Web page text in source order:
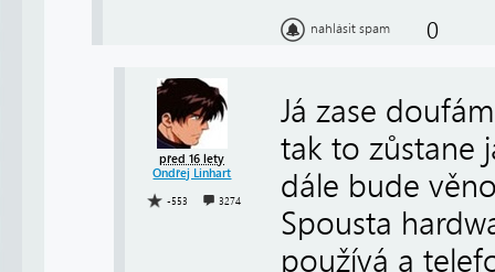
nahlásit spam 0
před 16 lety
Ondřej Linhart
-553 3274
Já zase
tak to zůstane
dále bude
Spousta
používá a